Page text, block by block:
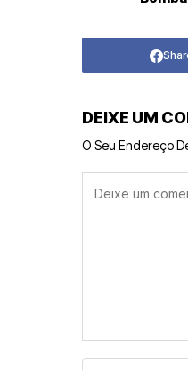
DEIXE UM
O Seu Endereço